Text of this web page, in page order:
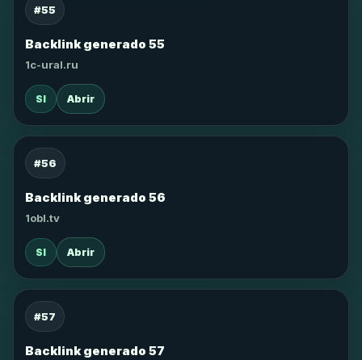
#55
Backlink generado 55
1c-ural.ru
SI Abrir
#56
Backlink generado 56
1obl.tv
SI Abrir
#57
Backlink generado 57